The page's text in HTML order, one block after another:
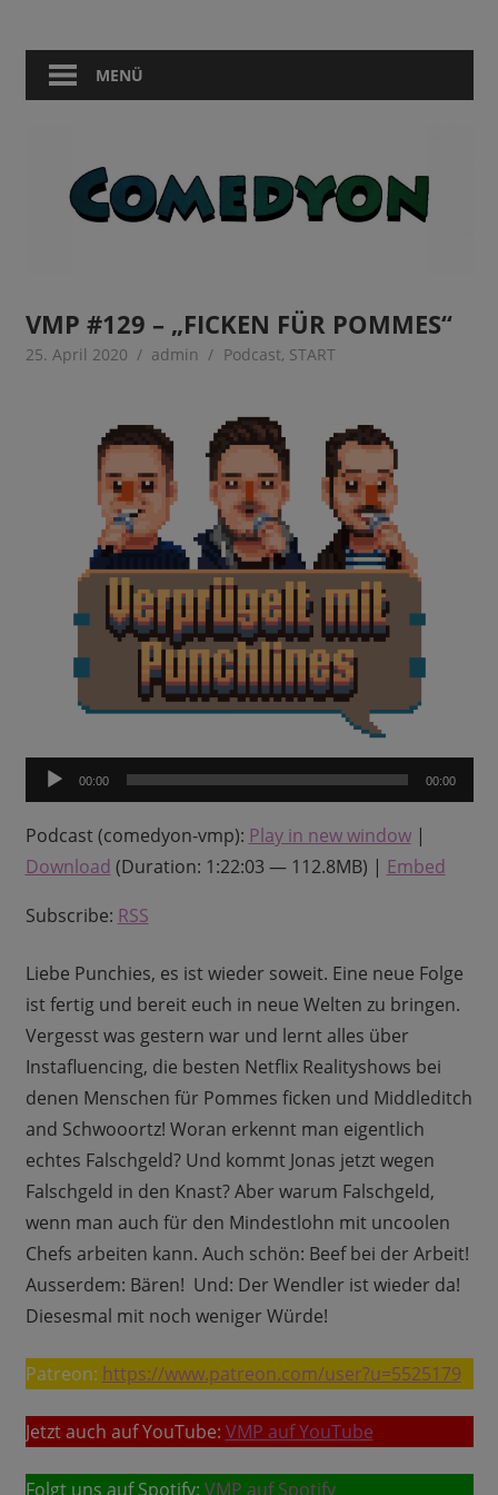
springen
Comedyon
Berlin
MENÜ
VMP #129 – „FICKEN FÜR POMMES“
25. April 2020 admin Podcast, START
Audio-
Player
00:00 00:00
Podcast (comedyon-vmp): Play in new window|
Download (Duration: 1:22:03 — 112.8MB) | Embed
Subscribe: RSS
Liebe Punchies, es ist wieder soweit. Eine neue Folge
ist fertig und bereit euch in neue Welten zu bringen.
Vergesst was gestern war und lernt alles über
Instafluencing, die besten Netflix Realityshows bei
denen Menschen für Pommes ficken und Middleditch
and Schwooortz! Woran erkennt man eigentlich
echtes Falschgeld? Und kommt Jonas jetzt wegen
Falschgeld in den Knast? Aber warum Falschgeld,
wenn man auch für den Mindestlohn mit uncoolen
Chefs arbeiten kann. Auch schön: Beef bei der Arbeit!
Ausserdem: Bären! Und: Der Wendler ist wieder da!
Diesesmal mit noch weniger Würde!
Patreon: https://www.patreon.com/user?u=5525179
Jetzt auch auf YouTube: VMP auf YouTube
Folgt uns auf Spotify: VMP auf Spotify